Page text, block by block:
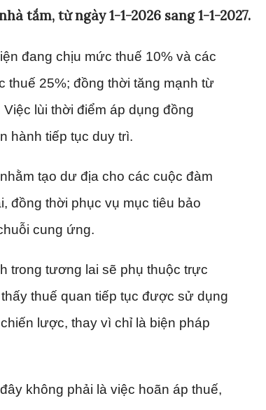
tắm, từ ngày 1-1-2026 sang 1-1-2027.
đang chịu mức thuế 10% và các
thuế 25%; đồng thời tăng mạnh từ
lùi thời điểm áp dụng đồng
hành tiếp tục duy trì.
tạo dư địa cho các cuộc đàm
đồng thời phục vụ mục tiêu bảo
cung ứng.
trong tương lai sẽ phụ thuộc trực
thuế quan tiếp tục được sử dụng
lược, thay vì chỉ là biện pháp
không phải là việc hoãn áp thuế,